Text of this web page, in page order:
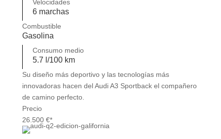
Velocidades
6 marchas
Combustible
Gasolina
Consumo medio
5.7 l/100 km
Su diseño más deportivo y las tecnologías más
innovadoras hacen del Audi A3 Sportback el compañero
de camino perfecto.
Precio
26.500 €*